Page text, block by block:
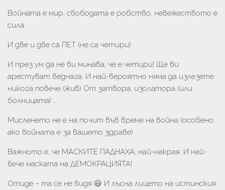
Войната е мир, свободата е робство, невежеството е
сила.
И две и две са ПЕТ (не са четири)
И през ум да не ви минава, че е четири! Ще ви
арестуват веднага. И най-вероятно няма да излезете
никога повече (жив) От затвора, изолатора (или
болницата) …
Мисленето не е на почит във време на война (особено,
ако войната е за вашето здраве)
Важното е, че МАСКИТЕ ПАДНАХА, най-накрая. И най-
вече маската на ДЕМОКРАЦИЯТА!
Отиде – та се не видя 😃 И лъсна лицето на истинския